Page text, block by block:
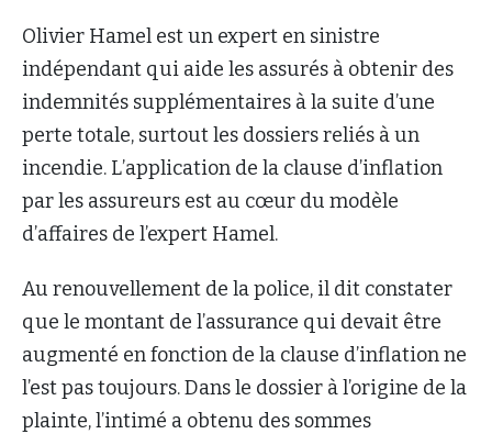
Olivier Hamel est un expert en sinistre
indépendant qui aide les assurés à obtenir des
indemnités supplémentaires à la suite d’une
perte totale, surtout les dossiers reliés à un
incendie. L’application de la clause d’inflation
par les assureurs est au cœur du modèle
d’affaires de l’expert Hamel.
Au renouvellement de la police, il dit constater
que le montant de l’assurance qui devait être
augmenté en fonction de la clause d’inflation ne
l’est pas toujours. Dans le dossier à l’origine de la
plainte, l’intimé a obtenu des sommes